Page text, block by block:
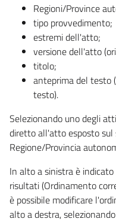
Regioni/Province
tipo provvedimento;
estremi dell'atto;
versione dell'atto
titolo;
anteprima del testo
testo).
Selezionando uno degli
diretto all'atto esposto sul
Regione/Provincia
In alto a sinistra è
risultati (Ordinamento
è possibile modificare
alto a destra,